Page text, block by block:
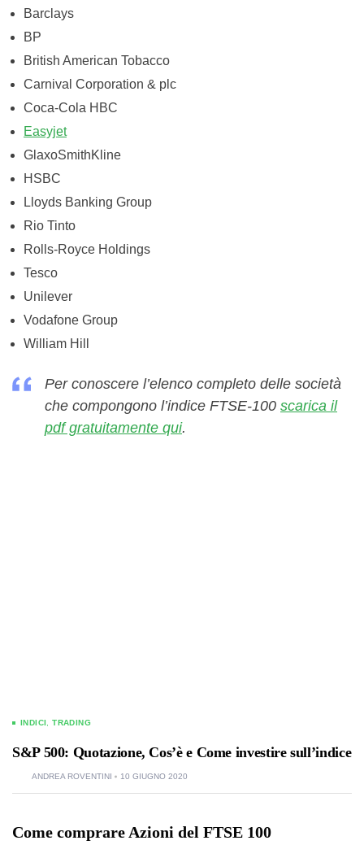
Barclays
BP
British American Tobacco
Carnival Corporation & plc
Coca-Cola HBC
Easyjet
GlaxoSmithKline
HSBC
Lloyds Banking Group
Rio Tinto
Rolls-Royce Holdings
Tesco
Unilever
Vodafone Group
William Hill
Per conoscere l’elenco completo delle società
che compongono l’indice FTSE-100 scarica il
pdf gratuitamente qui.
INDICI ,TRADING
S&P 500: Quotazione, Cos’è e Come investire sull’indice
ANDREA ROVENTINI 10 GIUGNO 2020
Come comprare Azioni del FTSE 100